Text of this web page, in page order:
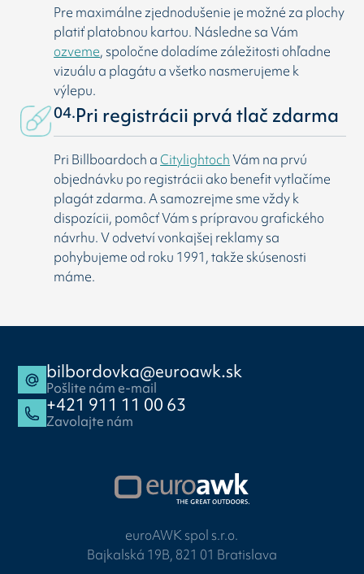
Pre maximálne zjednodušenie je možné za plochy
platiť platobnou kartou. Následne sa Vám
ozveme, spoločne doladíme záležitosti ohľadne
vizuálu a plagátu a všetko nasmerujeme k
výlepu.
04.Pri registrácii prvá tlač zdarma
Pri Billboardoch aCitylightochVám na prvú
objednávku po registrácii ako benefit vytlačíme
plagát zdarma. A samozrejme sme vždy k
dispozícii, pomôcť Vám s prípravou grafického
návrhu. V odvetví vonkajšej reklamy sa
pohybujeme od roku 1991, takže skúsenosti
máme.
bilbordovka@euroawk.sk
Pošlite nám e-mail
+421 911 11 00 63
Zavolajte nám
euroAWK spol s.r.o.
Bajkalská 19B, 821 01 Bratislava